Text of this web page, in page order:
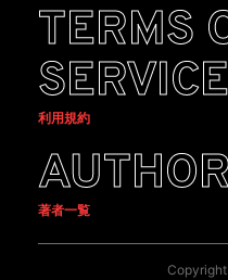
TERMS
SERVICE
利用規約
著者一覧